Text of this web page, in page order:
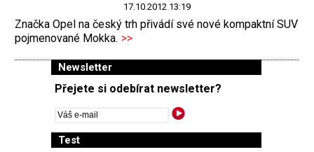
17.10.2012 13:19
Značka Opel na český trh přivádí své nové kompaktní SUV
pojmenované Mokka. >>
Newsletter
Přejete si odebírat newsletter?
Test